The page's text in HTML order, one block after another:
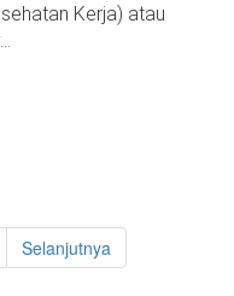
Kerja) atau
Selanjutnya